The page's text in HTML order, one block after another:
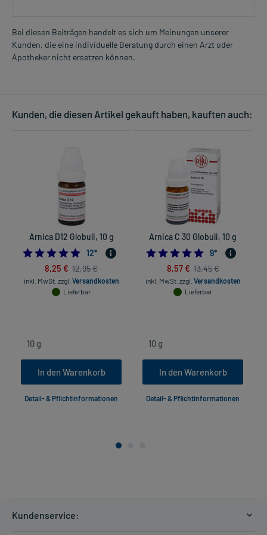
Bei diesen Beiträgen handelt es sich um Meinungen unserer
Kunden, die eine individuelle Beratung durch einen Arzt oder
Apotheker nicht ersetzen können.
Kunden, die diesen Artikel gekauft haben, kauften auch:
Arnica D12 Globuli, 10 g
5.0
12*
8,25 € 12,95 €
inkl. MwSt. zzgl. Versandkosten
Lieferbar
In den Warenkorb
Detail- & Pflichtinformationen
Arnica C 30 Globuli, 10 g
9*
8,57 € 13,45 €
inkl. MwSt. zzgl. Versandkosten
Lieferbar
In den Warenkorb
Detail- & Pflichtinformationen
Kundenservice: